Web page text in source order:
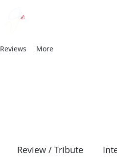
Reviews More
Review / Tribute